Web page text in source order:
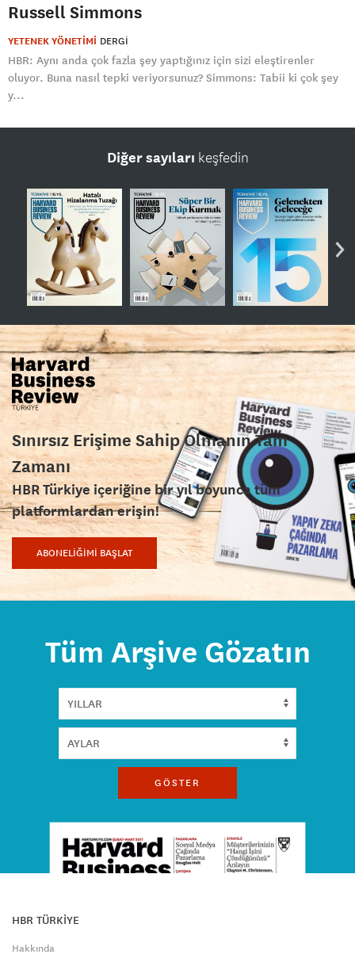
Russell Simmons
YETENEK YÖNETİMİ DERGI
HBR: Aynı anda çok fazla şey yaptığınız için sizi eleştirenler
oluyor. Buna nasıl tepki veriyorsunuz? Simmons: Tabii ki çok şey
y...
Diğer sayıları keşfedin
›
Sınırsız Erişime Sahip Olmanın Tam
Zamanı
HBR Türkiye içeriğine bir yıl boyunca tüm
platformlardan erişin!
ABONELİĞİMİ BAŞLAT
Tüm Arşive Gözatın
GÖSTER
HBR TÜRKİYE
Hakkında